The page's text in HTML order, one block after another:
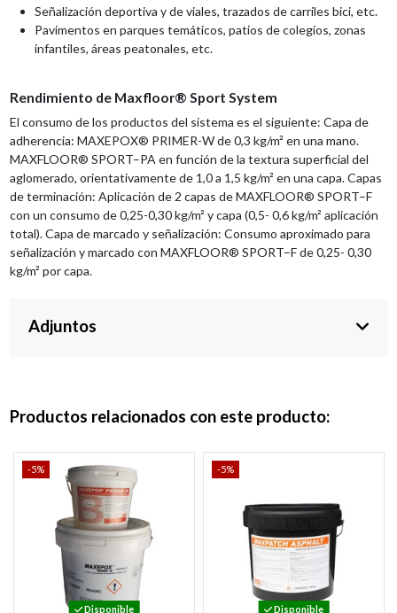
Señalización deportiva y de viales, trazados de carriles bici, etc.
Pavimentos en parques temáticos, patios de colegios, zonas
infantiles, áreas peatonales, etc.
Rendimiento de Maxfloor® Sport System
El consumo de los productos del sistema es el siguiente: Capa de
adherencia: MAXEPOX® PRIMER-W de 0,3 kg/m² en una mano.
MAXFLOOR® SPORT–PA en función de la textura superficial del
aglomerado, orientativamente de 1,0 a 1,5 kg/m² en una capa. Capas
de terminación: Aplicación de 2 capas de MAXFLOOR® SPORT–F
con un consumo de 0,25-0,30 kg/m² y capa (0,5- 0,6 kg/m² aplicación
total). Capa de marcado y señalización: Consumo aproximado para
señalización y marcado con MAXFLOOR® SPORT–F de 0,25- 0,30
kg/m² por capa.
Adjuntos
Productos relacionados con este producto:
-5%
Disponible
-5%
Disponible